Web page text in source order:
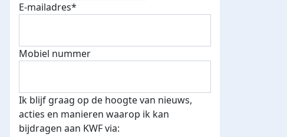
verdiend
E-mailadres*
Mobiel nummer
Ik blijf graag op de hoogte van nieuws,
acties en manieren waarop ik kan
bijdragen aan KWF via: